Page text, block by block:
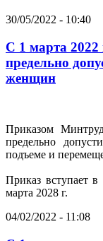
30/05/2022 - 10:40
С 1 марта 2022
предельно
женщин
Приказом
предельно
подъеме и
Приказ вступает
марта 2028 г.
04/02/2022 - 11:08